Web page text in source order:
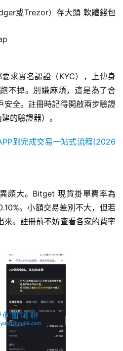
或Trezor）存大頭 軟體錢包
求實名認證（KYC），上傳身
不掉。別嫌麻煩，這是為了合
安全。註冊時記得開啟兩步驗證
的驗證器）。
到完成交易一站式流程(2026
頗大。Bitget 現貨掛單費率為
。小額交易差別不大，但若
來。註冊前不妨查看各家的費率